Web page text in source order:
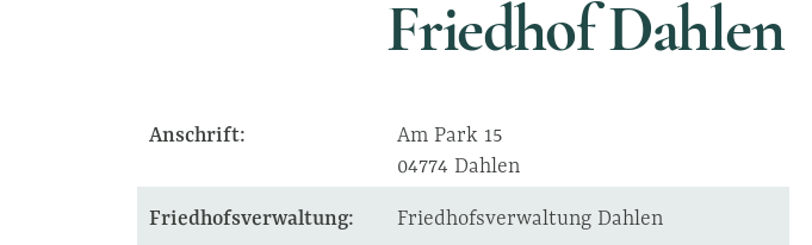
Friedhof Dahlen
Anschrift:
Am Park 15
04774 Dahlen
Friedhofsverwaltung:
Friedhofsverwaltung Dahlen